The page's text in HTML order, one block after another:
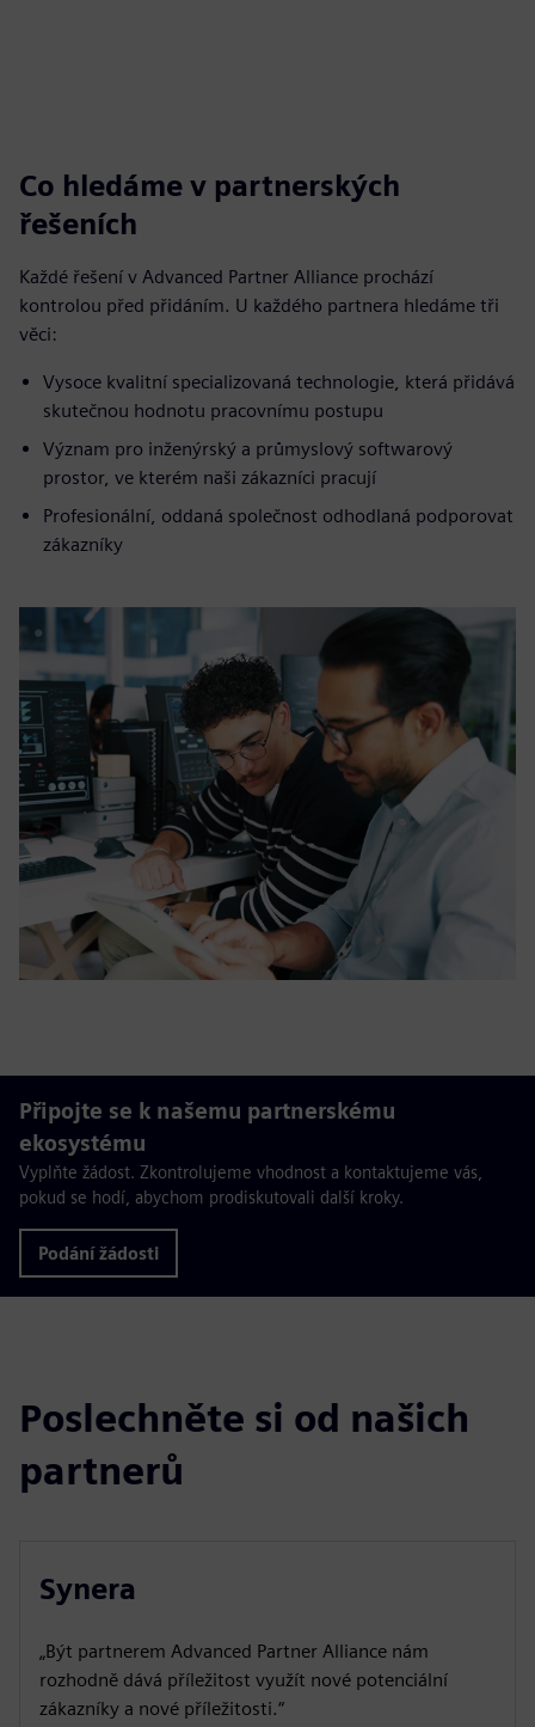
Co hledáme v partnerských
řešeních
Každé řešení v Advanced Partner Alliance prochází
kontrolou před přidáním. U každého partnera hledáme tři
věci:
Vysoce kvalitní specializovaná technologie, která přidává
skutečnou hodnotu pracovnímu postupu
Význam pro inženýrský a průmyslový softwarový
prostor, ve kterém naši zákazníci pracují
Profesionální, oddaná společnost odhodlaná podporovat
zákazníky
Připojte se k našemu partnerskému
ekosystému
Vyplňte žádost. Zkontrolujeme vhodnost a kontaktujeme vás,
pokud se hodí, abychom prodiskutovali další kroky.
Podání žádosti
Poslechněte si od našich
partnerů
Synera
„Být partnerem Advanced Partner Alliance nám
rozhodně dává příležitost využít nové potenciální
zákazníky a nové příležitosti.“